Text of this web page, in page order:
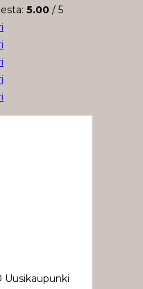
5.00 / 5
Uusikaupunki